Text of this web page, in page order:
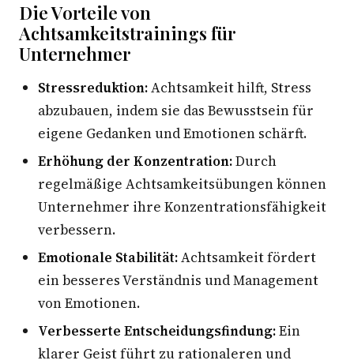
Die Vorteile von
Achtsamkeitstrainings für
Unternehmer
Stressreduktion:Achtsamkeit hilft, Stress
abzubauen, indem sie das Bewusstsein für
eigene Gedanken und Emotionen schärft.
Erhöhung der Konzentration:Durch
regelmäßige Achtsamkeitsübungen können
Unternehmer ihre Konzentrationsfähigkeit
verbessern.
Emotionale Stabilität:Achtsamkeit fördert
ein besseres Verständnis und Management
von Emotionen.
Verbesserte Entscheidungsfindung:Ein
klarer Geist führt zu rationaleren und